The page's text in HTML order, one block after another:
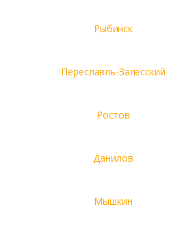
Рыбинск
Переславль-Залесский
Ростов
Данилов
Мышкин